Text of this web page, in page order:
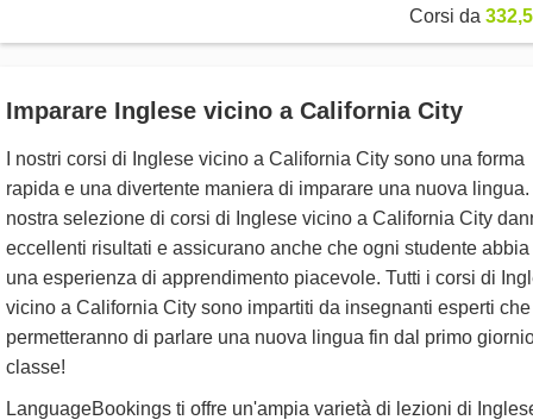
Corsi da
Imparare Inglese vicino a California City
I nostri corsi di Inglese vicino a California City sono una forma
rapida e una divertente maniera di imparare una nuova lingua.
nostra selezione di corsi di Inglese vicino a California City
eccellenti risultati e assicurano anche che ogni studente abbia
una esperienza di apprendimento piacevole. Tutti i corsi di
vicino a California City sono impartiti da insegnanti esperti
permetteranno di parlare una nuova lingua fin dal primo
classe!
LanguageBookings ti offre un'ampia varietà di lezioni di